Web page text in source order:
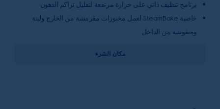
برنامج تنظيف ذاتي على حرارة مرتفعة لتقليل تراكم الدهون
خاصية SteamBake لعمل مخبوزات مقرمشة من الخارج ولينة
ومنفوشة من الداخل
مكان الشرء